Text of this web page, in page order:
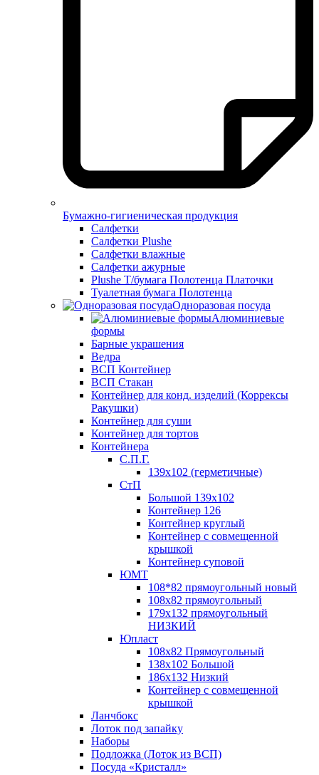
Бумажно-гигиеническая продукция
Салфетки
Салфетки Plushe
Салфетки влажные
Салфетки ажурные
Plushe Т/бумага Полотенца Платочки
Туалетная бумага Полотенца
Одноразовая посуда
Алюминиевые
формы
Барные украшения
Ведра
ВСП Контейнер
ВСП Стакан
Контейнер для конд. изделий (Коррексы
Ракушки)
Контейнер для суши
Контейнер для тортов
Контейнера
С.П.Г.
139х102 (герметичные)
СтП
Большой 139х102
Контейнер 126
Контейнер круглый
Контейнер с совмещенной
крышкой
Контейнер суповой
ЮМТ
108*82 прямоугольный новый
108х82 прямоугольный
179х132 прямоугольный
НИЗКИЙ
Юпласт
108х82 Прямоугольный
138х102 Большой
186х132 Низкий
Контейнер с совмещенной
крышкой
Ланчбокс
Лоток под запайку
Наборы
Подложка (Лоток из ВСП)
Посуда «Кристалл»